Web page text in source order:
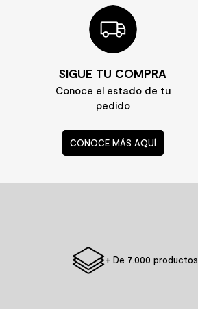
SIGUE TU COMPRA
Conoce el estado de tu
pedido
CONOCE MÁS AQUÍ
+ De 7.000 productos